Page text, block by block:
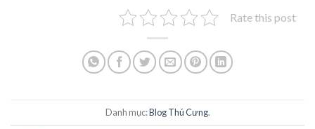
Rate this post
Danh mục:Blog Thú Cưng.